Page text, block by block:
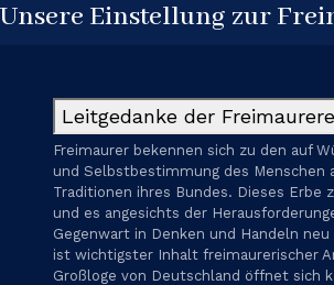
Unsere Einstellung zur
Leitgedanke der
Freimaurer bekennen sich zu den auf
und Selbstbestimmung des Menschen
Traditionen ihres Bundes. Dieses Erbe
und es angesichts der
Gegenwart in Denken und Handeln
ist wichtigster Inhalt freimaurerischer
Großloge von Deutschland öffnet sich